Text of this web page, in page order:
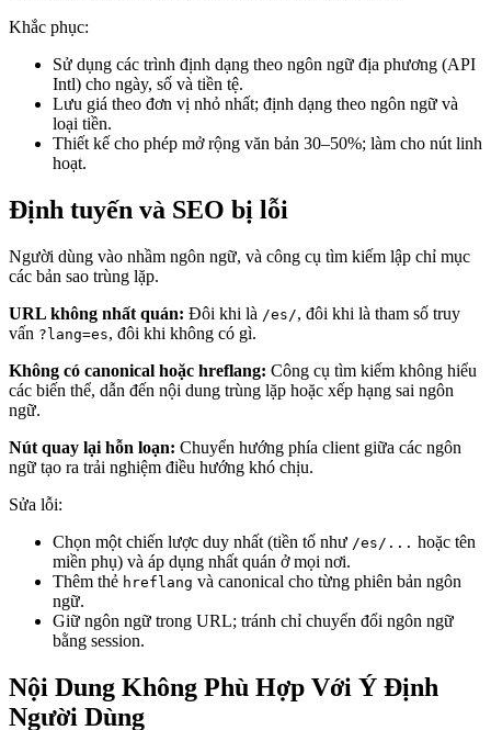
Khắc phục:
Sử dụng các trình định dạng theo ngôn ngữ địa phương (API
Intl) cho ngày, số và tiền tệ.
Lưu giá theo đơn vị nhỏ nhất; định dạng theo ngôn ngữ và
loại tiền.
Thiết kế cho phép mở rộng văn bản 30–50%; làm cho nút linh
hoạt.
Định tuyến và SEO bị lỗi
Người dùng vào nhầm ngôn ngữ, và công cụ tìm kiếm lập chỉ mục
các bản sao trùng lặp.
URL không nhất quán: Đôi khi là /es/, đôi khi là tham số truy
vấn ?lang=es, đôi khi không có gì.
Không có canonical hoặc hreflang: Công cụ tìm kiếm không hiểu
các biến thể, dẫn đến nội dung trùng lặp hoặc xếp hạng sai ngôn
ngữ.
Nút quay lại hỗn loạn: Chuyển hướng phía client giữa các ngôn
ngữ tạo ra trải nghiệm điều hướng khó chịu.
Sửa lỗi:
Chọn một chiến lược duy nhất (tiền tố như /es/... hoặc tên
miền phụ) và áp dụng nhất quán ở mọi nơi.
Thêm thẻ hreflang và canonical cho từng phiên bản ngôn
ngữ.
Giữ ngôn ngữ trong URL; tránh chỉ chuyển đổi ngôn ngữ
bằng session.
Nội Dung Không Phù Hợp Với Ý Định
Người Dùng